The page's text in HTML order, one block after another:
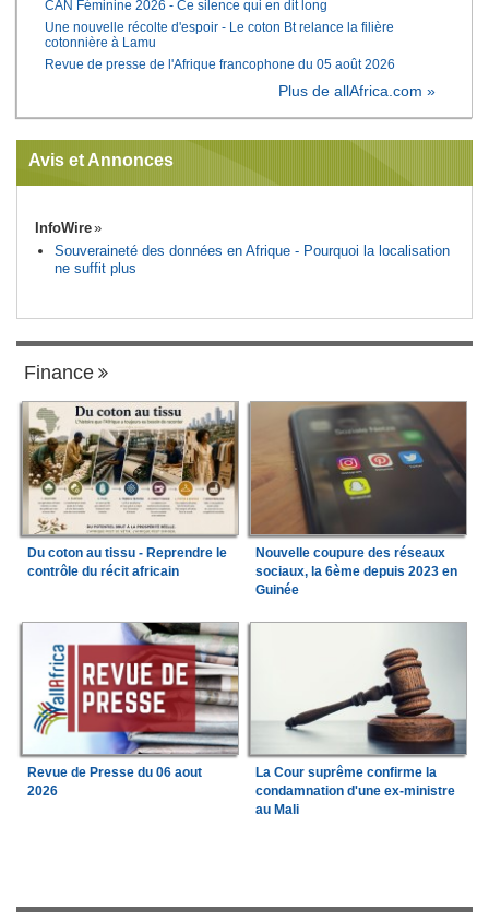
CAN Féminine 2026 - Ce silence qui en dit long
Une nouvelle récolte d'espoir - Le coton Bt relance la filière
cotonnière à Lamu
Revue de presse de l'Afrique francophone du 05 août 2026
Plus de allAfrica.com »
Avis et Annonces
InfoWire
Souveraineté des données en Afrique - Pourquoi la localisation
ne suffit plus
Finance
Du coton au tissu - Reprendre le
contrôle du récit africain
Nouvelle coupure des réseaux
sociaux, la 6ème depuis 2023 en
Guinée
Revue de Presse du 06 aout
2026
La Cour suprême confirme la
condamnation d'une ex-ministre
au Mali